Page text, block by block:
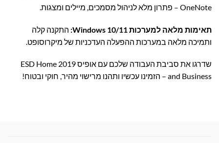
OneNote – פתרון מלא לניהול מסמכים, מיילים ומצגות.
תאימות מלאה למערכות Windows 10/11:
התקנה קלה
ותמיכה מלאה במערכות ההפעלה העדכניות של מיקרוסופט.
שדרגו את סביבת העבודה שלכם עם אופיס 2019 ESD Home
and Business – הזמינו עכשיו ותהנו מרישוי מהיר, חוקי ובטוח!